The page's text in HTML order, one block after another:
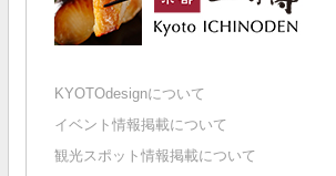
KYOTOdesignについて
イベント情報掲載について
観光スポット情報掲載について